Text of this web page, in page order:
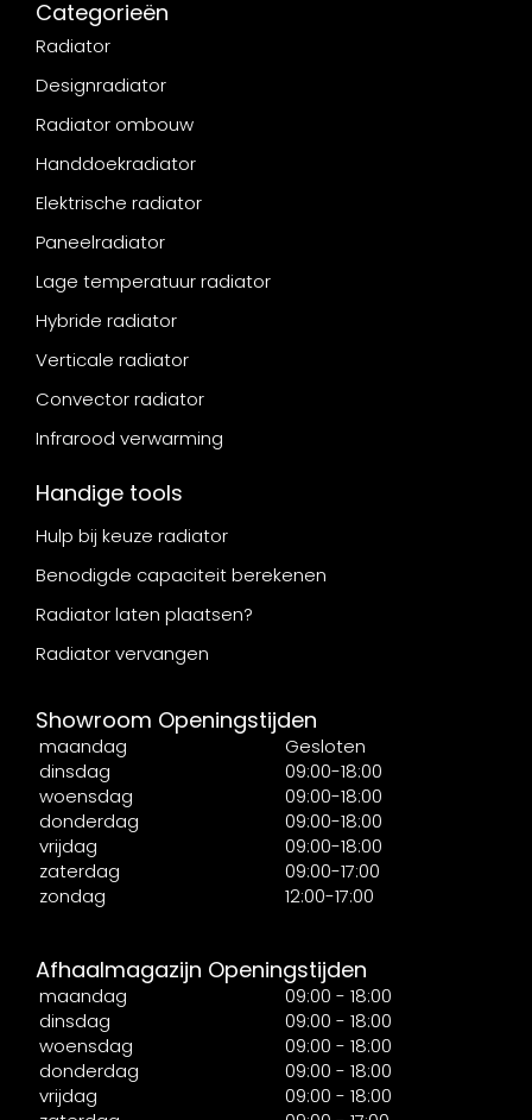
Categorieën
Radiator
Designradiator
Radiator ombouw
Handdoekradiator
Elektrische radiator
Paneelradiator
Lage temperatuur radiator
Hybride radiator
Verticale radiator
Convector radiator
Infrarood verwarming
Handige tools
Hulp bij keuze radiator
Benodigde capaciteit berekenen
Radiator laten plaatsen?
Radiator vervangen
Showroom Openingstijden
maandag
Gesloten
dinsdag
09:00-18:00
woensdag
09:00-18:00
donderdag
09:00-18:00
vrijdag
09:00-18:00
zaterdag
09:00-17:00
zondag
12:00-17:00
Afhaalmagazijn Openingstijden
maandag
09:00 - 18:00
dinsdag
09:00 - 18:00
woensdag
09:00 - 18:00
donderdag
09:00 - 18:00
vrijdag
09:00 - 18:00